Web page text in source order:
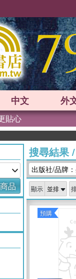
中文 外
貼心
品
搜尋結果/
出版社/品牌
顯示
預購